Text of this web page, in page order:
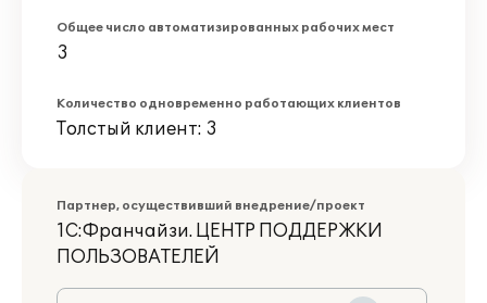
Общее число автоматизированных рабочих мест
3
Количество одновременно работающих клиентов
Толстый клиент: 3
Партнер, осуществивший внедрение/проект
1С:Франчайзи. ЦЕНТР ПОДДЕРЖКИ
ПОЛЬЗОВАТЕЛЕЙ